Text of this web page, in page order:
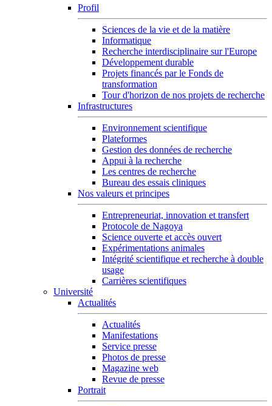
Profil
Sciences de la vie et de la matière
Informatique
Recherche interdisciplinaire sur l'Europe
Développement durable
Projets financés par le Fonds de
transformation
Tour d'horizon de nos projets de recherche
Infrastructures
Environnement scientifique
Plateformes
Gestion des données de recherche
Appui à la recherche
Les centres de recherche
Bureau des essais cliniques
Nos valeurs et principes
Entrepreneuriat, innovation et transfert
Protocole de Nagoya
Science ouverte et accès ouvert
Expérimentations animales
Intégrité scientifique et recherche à double
usage
Carrières scientifiques
Université
Actualités
Actualités
Manifestations
Service presse
Photos de presse
Magazine web
Revue de presse
Portrait